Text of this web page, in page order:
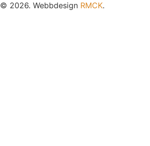
© 2026. Webbdesign RMCK.